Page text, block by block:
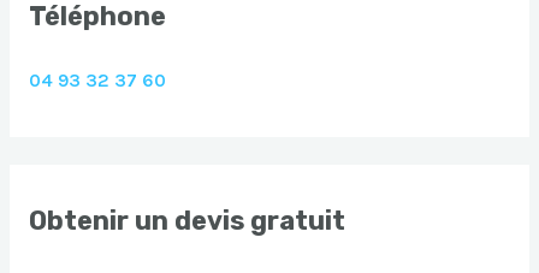
Téléphone
04 93 32 37 60
Obtenir un devis gratuit